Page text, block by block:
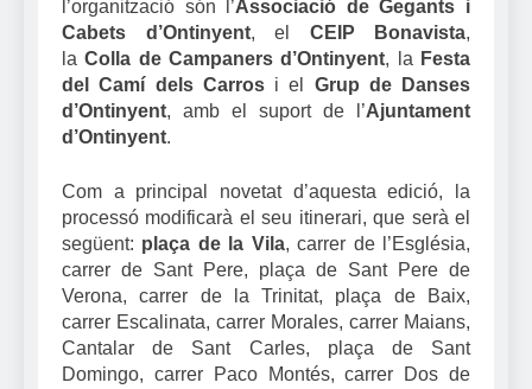
l’organització són l’Associació de Gegants i
Cabets d’Ontinyent, el CEIP Bonavista,
laColla de Campaners d’Ontinyent, la Festa
del Camí dels Carrosi el Grup de Danses
d’Ontinyent, amb el suport de l’Ajuntament
d’Ontinyent.
Com a principal novetat d’aquesta edició, la
processó modificarà el seu itinerari, que serà el
següent: plaça de la Vila, carrer de l’Església,
carrer de Sant Pere, plaça de Sant Pere de
Verona, carrer de la Trinitat, plaça de Baix,
carrer Escalinata, carrer Morales, carrer Maians,
Cantalar de Sant Carles, plaça de Sant
Domingo, carrer Paco Montés, carrer Dos de